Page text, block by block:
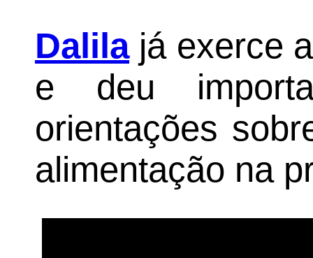
Dalilajá exerce
e deu
orientações
alimentação na